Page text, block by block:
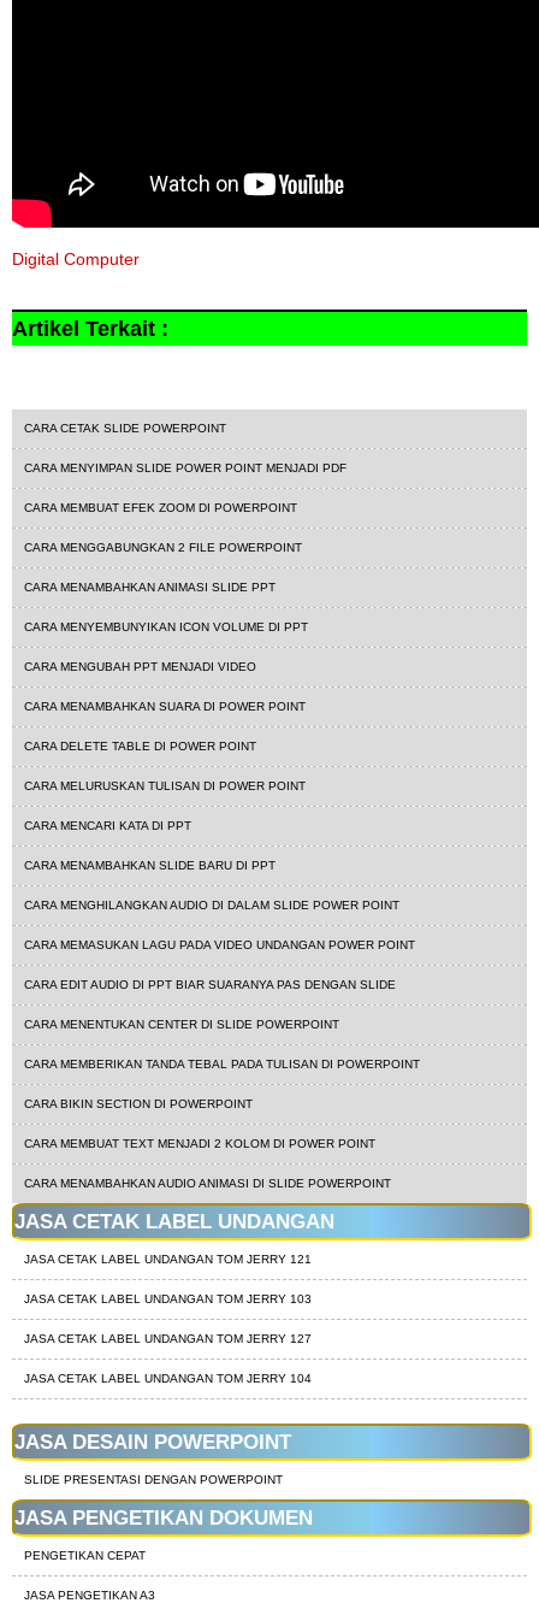
Digital Computer
Artikel Terkait :
CARA CETAK SLIDE POWERPOINT
CARA MENYIMPAN SLIDE POWER POINT MENJADI PDF
CARA MEMBUAT EFEK ZOOM DI POWERPOINT
CARA MENGGABUNGKAN 2 FILE POWERPOINT
CARA MENAMBAHKAN ANIMASI SLIDE PPT
CARA MENYEMBUNYIKAN ICON VOLUME DI PPT
CARA MENGUBAH PPT MENJADI VIDEO
CARA MENAMBAHKAN SUARA DI POWER POINT
CARA DELETE TABLE DI POWER POINT
CARA MELURUSKAN TULISAN DI POWER POINT
CARA MENCARI KATA DI PPT
CARA MENAMBAHKAN SLIDE BARU DI PPT
CARA MENGHILANGKAN AUDIO DI DALAM SLIDE POWER POINT
CARA MEMASUKAN LAGU PADA VIDEO UNDANGAN POWER POINT
CARA EDIT AUDIO DI PPT BIAR SUARANYA PAS DENGAN SLIDE
CARA MENENTUKAN CENTER DI SLIDE POWERPOINT
CARA MEMBERIKAN TANDA TEBAL PADA TULISAN DI POWERPOINT
CARA BIKIN SECTION DI POWERPOINT
CARA MEMBUAT TEXT MENJADI 2 KOLOM DI POWER POINT
CARA MENAMBAHKAN AUDIO ANIMASI DI SLIDE POWERPOINT
JASA CETAK LABEL UNDANGAN
JASA CETAK LABEL UNDANGAN TOM JERRY 121
JASA CETAK LABEL UNDANGAN TOM JERRY 103
JASA CETAK LABEL UNDANGAN TOM JERRY 127
JASA CETAK LABEL UNDANGAN TOM JERRY 104
JASA DESAIN POWERPOINT
SLIDE PRESENTASI DENGAN POWERPOINT
JASA PENGETIKAN DOKUMEN
PENGETIKAN CEPAT
JASA PENGETIKAN A3